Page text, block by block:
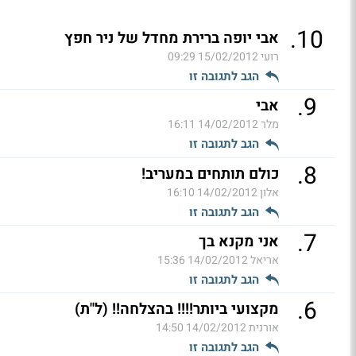
10
. אבי יופה ברירת מחדל של ניר חפץ
רועי15/02/2012 09:29
הגב לתגובה זו
9
. אבי
מלר14/02/2012 16:11
הגב לתגובה זו
8
. כולם תותחים במעריב!
אלון14/02/2012 16:10
הגב לתגובה זו
7
. אני מקנא בך
אריאל14/02/2012 15:36
הגב לתגובה זו
6
. מקצועי ביותר!!!! בהצלחה!! (ל"ת)
אורנית14/02/2012 14:50
הגב לתגובה זו